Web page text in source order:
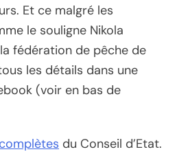
Et ce malgré les
le souligne Nikola
fédération de pêche de
les détails dans une
(voir en bas de
du Conseil d’Etat.